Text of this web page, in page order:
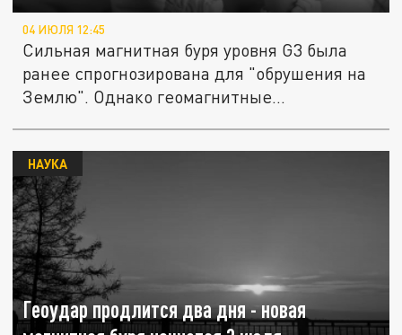
04 ИЮЛЯ 12:45
Сильная магнитная буря уровня G3 была
ранее спрогнозирована для "обрушения на
Землю". Однако геомагнитные...
Геоудар продлится два дня - новая
НАУКА